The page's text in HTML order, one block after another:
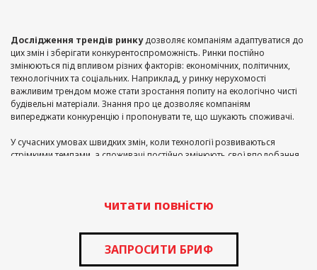
Дослідження трендів ринкудозволяє компаніям адаптуватися до
цих змін і зберігати конкурентоспроможність. Ринки постійно
змінюються під впливом різних факторів: економічних, політичних,
технологічних та соціальних. Наприклад, у ринку нерухомості
важливим трендом може стати зростання попиту на екологічно чисті
будівельні матеріали. Знання про це дозволяє компаніям
випереджати конкуренцію і пропонувати те, що шукають споживачі.
У сучасних умовах швидких змін, коли технології розвиваються
стрімкими темпами, а споживачі постійно змінюють свої вподобання,
майбутній попит і адаптувати свої стратегіївідповідно до змін
у поведінці споживачів. Це особливо важливо для галузей з високою
конкуренцією, де здатність передбачати потреби клієнтів може стати
читати повністю
ЗАПРОСИТИ БРИФ